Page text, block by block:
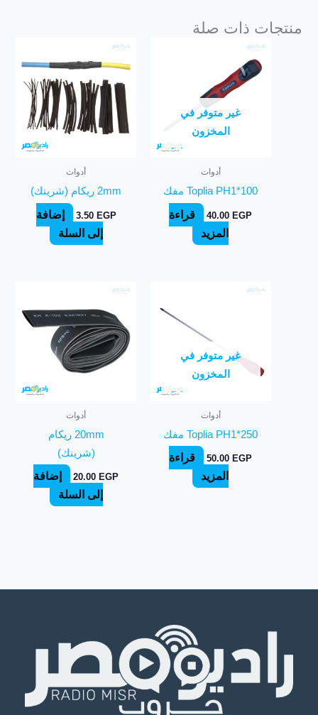
منتجات ذات صلة
غير متوفر في
المخزون
أدوات
Toplia PH1*100 مفك
40.00EGP
قراءة
المزيد
أدوات
2mm ريكام (شرينك)
3.50 EGP
إضافة
إلى السلة
غير متوفر في
المخزون
أدوات
Toplia PH1*250 مفك
50.00 EGP
قراءة
المزيد
أدوات
20mm ريكام
(شرينك)
20.00 EGP
إضافة
إلى السلة